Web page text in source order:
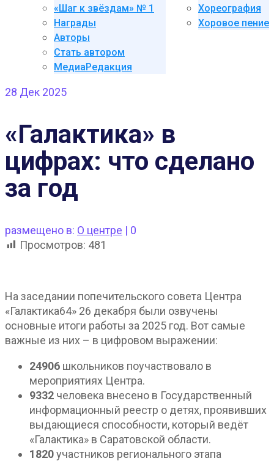
«Шаг к звёздам» № 1
Награды
Авторы
Стать автором
МедиаРедакция
Хореография
Хоровое пение
28 Дек 2025
«Галактика» в
цифрах: что сделано
за год
размещено в: О центре | 0
Просмотров: 481
На заседании попечительского совета Центра
«Галактика64» 26 декабря были озвучены
основные итоги работы за 2025 год. Вот самые
важные из них – в цифровом выражении:
24906 школьников поучаствовало в
мероприятиях Центра.
9332 человека внесено в Государственный
информационный реестр о детях, проявивших
выдающиеся способности, который ведёт
«Галактика» в Саратовской области.
1820участников регионального этапа